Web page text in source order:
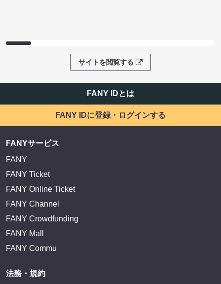
サイトを閲覧する
FANY IDとは
FANY IDに登録・ログインする
FANYサービス
FANY
FANY Ticket
FANY Online Ticket
FANY Channel
FANY Crowdfunding
FANY Mall
FANY Commu
法務・規約